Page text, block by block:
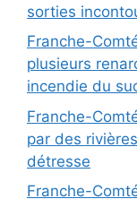
sorties
Franche-
plusieurs
incendie du
Franche-
par des
détresse
Franche-